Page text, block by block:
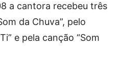
a cantora recebeu três
da Chuva”, pelo
e pela canção “Som